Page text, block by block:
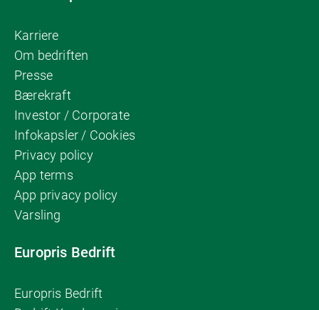
Karriere
Om bedriften
Presse
Bærekraft
Investor / Corporate
Infokapsler / Cookies
Privacy policy
App terms
App privacy policy
Varsling
Europris Bedrift
Europris Bedrift